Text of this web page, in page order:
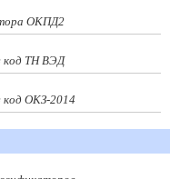
ОКПД2
код ТН ВЭД
код ОКЗ-2014